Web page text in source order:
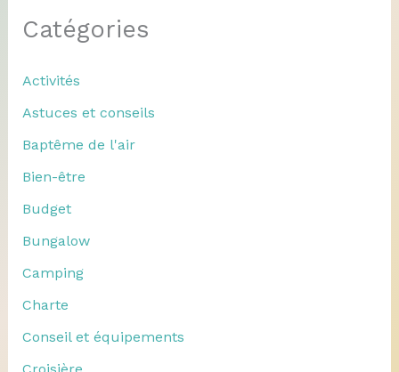
Catégories
Activités
Astuces et conseils
Baptême de l'air
Bien-être
Budget
Bungalow
Camping
Charte
Conseil et équipements